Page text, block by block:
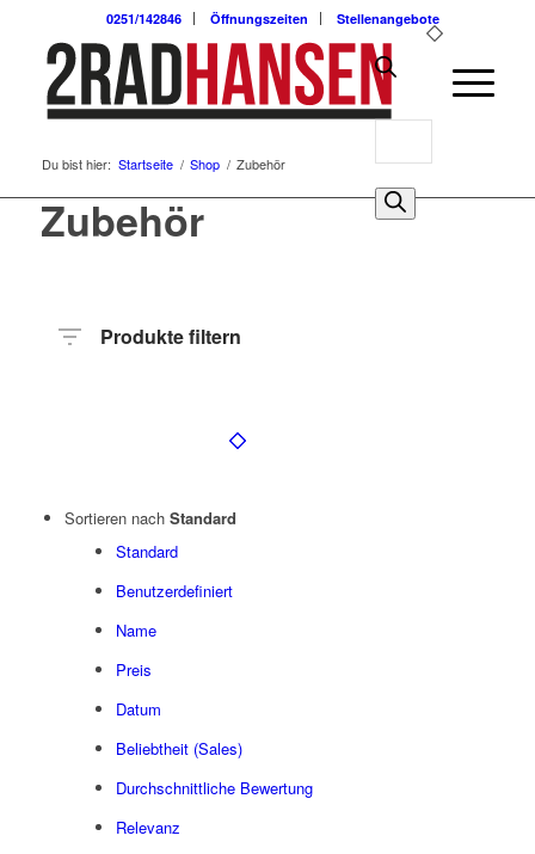
0251/142846 Öffnungszeiten Stellenangebote
0
Du bist hier: Startseite / Shop / Zubehör
Zubehör
Produkte filtern
Sortieren nach Standard
Standard
Benutzerdefiniert
Name
Preis
Datum
Beliebtheit (Sales)
Durchschnittliche Bewertung
Relevanz